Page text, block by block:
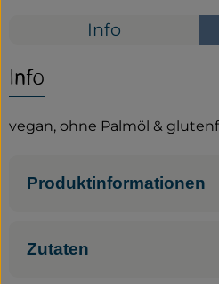
ServiceInfo
Info
vegan, ohne Palmöl &
Produktinformationen
Zutaten